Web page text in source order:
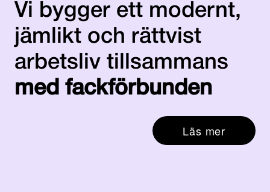
Vi bygger ett modernt,
jämlikt och rättvist
arbetsliv tillsammans
med fackförbunden
Läs mer